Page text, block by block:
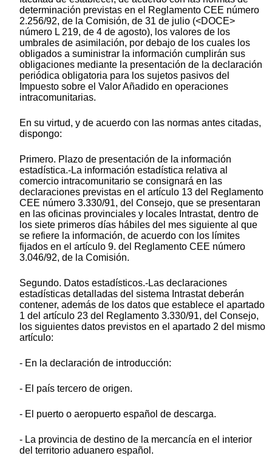
determinación previstas en el Reglamento CEE número
2.256/92, de la Comisión, de 31 de julio (<DOCE>
número L 219, de 4 de agosto), los valores de los
umbrales de asimilación, por debajo de los cuales los
obligados a suministrar la información cumplirán sus
obligaciones mediante la presentación de la declaración
periódica obligatoria para los sujetos pasivos del
Impuesto sobre el Valor Añadido en operaciones
intracomunitarias.
En su virtud, y de acuerdo con las normas antes citadas,
dispongo:
Primero. Plazo de presentación de la información
estadística.-La información estadística relativa al
comercio intracomunitario se consignará en las
declaraciones previstas en el artículo 13 del Reglamento
CEE número 3.330/91, del Consejo, que se presentaran
en las oficinas provinciales y locales Intrastat, dentro de
los siete primeros días hábiles del mes siguiente al que
se refiere la información, de acuerdo con los límites
fijados en el artículo 9. del Reglamento CEE número
3.046/92, de la Comisión.
Segundo. Datos estadísticos.-Las declaraciones
estadísticas detalladas del sistema Intrastat deberán
contener, además de los datos que establece el apartado
1 del artículo 23 del Reglamento 3.330/91, del Consejo,
los siguientes datos previstos en el apartado 2 del mismo
artículo:
- En la declaración de introducción:
- El país tercero de origen.
- El puerto o aeropuerto español de descarga.
- La provincia de destino de la mercancía en el interior
del territorio aduanero español.